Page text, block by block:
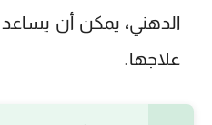
الدهني، يمكن أن يساعد
علاجها.